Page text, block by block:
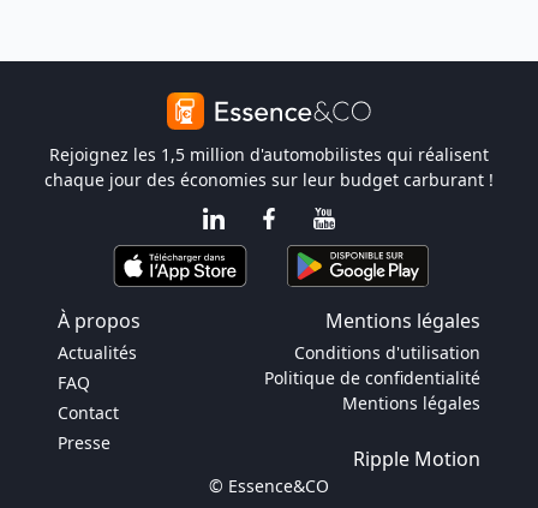
Rejoignez les 1,5 million d'automobilistes qui réalisent
chaque jour des économies sur leur budget carburant !
À propos Mentions légales
Actualités
FAQ
Contact
Presse
Conditions d'utilisation
Politique de confidentialité
Mentions légales
Ripple Motion
© Essence&CO